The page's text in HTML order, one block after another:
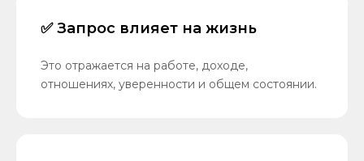
✅ Запрос влияет на жизнь
Это отражается на работе, доходе,
отношениях, уверенности и общем состоянии.